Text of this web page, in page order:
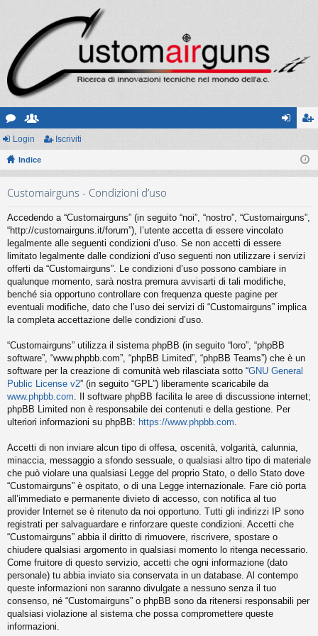
or
u
sc
ritt riv
Login Iscriviti
Indice
Customairguns - Condizioni d’uso
Accedendo a “Customairguns” (in seguito “noi”, “nostro”, “Customairguns”,
“http://customairguns.it/forum”), l’utente accetta di essere vincolato
legalmente alle seguenti condizioni d’uso. Se non accetti di essere
limitato legalmente dalle condizioni d’uso seguenti non utilizzare i servizi
offerti da “Customairguns”. Le condizioni d’uso possono cambiare in
qualunque momento, sarà nostra premura avvisarti di tali modifiche,
benché sia opportuno controllare con frequenza queste pagine per
eventuali modifiche, dato che l’uso dei servizi di “Customairguns” implica
la completa accettazione delle condizioni d’uso.
“Customairguns” utilizza il sistema phpBB (in seguito “loro”, “phpBB
software”, “www.phpbb.com”, “phpBB Limited”, “phpBB Teams”) che è un
software per la creazione di comunità web rilasciata sotto “GNU General
Public License v2” (in seguito “GPL”) liberamente scaricabile da
www.phpbb.com. Il software phpBB facilita le aree di discussione internet;
phpBB Limited non è responsabile dei contenuti e della gestione. Per
ulteriori informazioni su phpBB: https://www.phpbb.com.
Accetti di non inviare alcun tipo di offesa, oscenità, volgarità, calunnia,
minaccia, messaggio a sfondo sessuale, o qualsiasi altro tipo di materiale
che può violare una qualsiasi Legge del proprio Stato, o dello Stato dove
“Customairguns” è ospitato, o di una Legge internazionale. Fare ciò porta
all’immediato e permanente divieto di accesso, con notifica al tuo
provider Internet se è ritenuto da noi opportuno. Tutti gli indirizzi IP sono
registrati per salvaguardare e rinforzare queste condizioni. Accetti che
“Customairguns” abbia il diritto di rimuovere, riscrivere, spostare o
chiudere qualsiasi argomento in qualsiasi momento lo ritenga necessario.
Come fruitore di questo servizio, accetti che ogni informazione (dato
personale) tu abbia inviato sia conservata in un database. Al contempo
queste informazioni non saranno divulgate a nessuno senza il tuo
consenso, né “Customairguns” o phpBB sono da ritenersi responsabili per
qualsiasi violazione al sistema che possa compromettere queste
informazioni.